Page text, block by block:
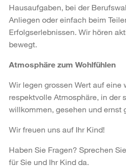
Hausaufgaben, bei der
Anliegen oder einfach beim
Erfolgserlebnissen. Wir hören
bewegt.
Atmosphäre zum Wohlfühlen
Wir legen grossen Wert auf eine
respektvolle Atmosphäre, in der
willkommen, gesehen und ernst
Wir freuen uns auf Ihr Kind!
Haben Sie Fragen? Sprechen
für Sie und Ihr Kind da.